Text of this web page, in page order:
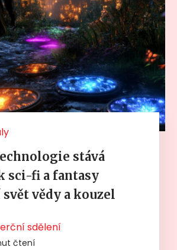
stává
sci-fi a fantasy
vědy a kouzel
sdělení
čtení